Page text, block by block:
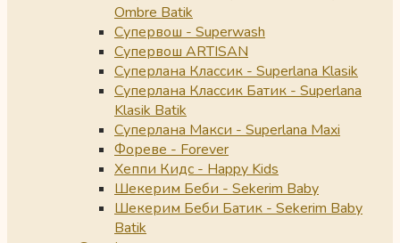
Ombre Batik
Супервош - Superwash
Супервош ARTISAN
Суперлана Классик - Superlana Klasik
Суперлана Классик Батик - Superlana
Klasik Batik
Суперлана Макси - Superlana Maxi
Фореве - Forever
Хеппи Кидс - Happy Kids
Шекерим Беби - Sekerim Baby
Шекерим Беби Батик - Sekerim Baby
Batik